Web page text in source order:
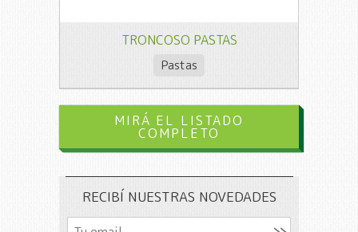
TRONCOSO PASTAS
Pastas
MIRÁ EL LISTADO
COMPLETO
RECIBÍ NUESTRAS NOVEDADES